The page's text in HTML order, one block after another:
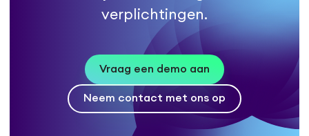
verplichtingen.
Vraag een demo aan
Neem contact met ons op